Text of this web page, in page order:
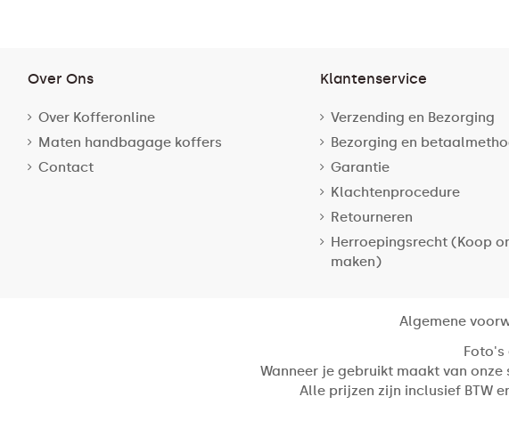
Over Ons
Over Kofferonline
Maten handbagage koffers
Contact
Klantenservice
Verzending en Bezorging
Bezorging en
Garantie
Klachtenprocedure
Retourneren
Herroepingsrecht (Koop
maken)
Algemene
Foto's
Wanneer je gebruikt maakt van
Alle prijzen zijn inclusief BTW